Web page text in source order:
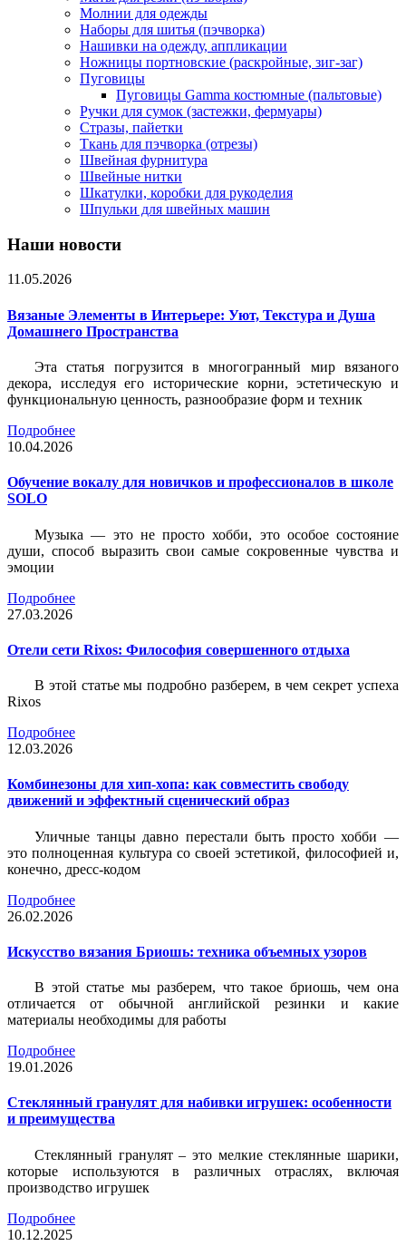
Молнии для одежды
Наборы для шитья (пэчворка)
Нашивки на одежду, аппликации
Ножницы портновские (раскройные, зиг-заг)
Пуговицы
Пуговицы Gamma костюмные (пальтовые)
Ручки для сумок (застежки, фермуары)
Стразы, пайетки
Ткань для пэчворка (отрезы)
Швейная фурнитура
Швейные нитки
Шкатулки, коробки для рукоделия
Шпульки для швейных машин
Наши новости
11.05.2026
Вязаные Элементы в Интерьере: Уют, Текстура и Душа
Домашнего Пространства
Эта статья погрузится в многогранный мир вязаного
декора, исследуя его исторические корни, эстетическую и
функциональную ценность, разнообразие форм и техник
Подробнее
10.04.2026
Обучение вокалу для новичков и профессионалов в школе
SOLO
Музыка — это не просто хобби, это особое состояние
души, способ выразить свои самые сокровенные чувства и
эмоции
Подробнее
27.03.2026
Отели сети Rixos: Философия совершенного отдыха
В этой статье мы подробно разберем, в чем секрет успеха
Rixos
Подробнее
12.03.2026
Комбинезоны для хип-хопа: как совместить свободу
движений и эффектный сценический образ
Уличные танцы давно перестали быть просто хобби —
это полноценная культура со своей эстетикой, философией и,
конечно, дресс-кодом
Подробнее
26.02.2026
Искусство вязания Бриошь: техника объемных узоров
В этой статье мы разберем, что такое бриошь, чем она
отличается от обычной английской резинки и какие
материалы необходимы для работы
Подробнее
19.01.2026
Стеклянный гранулят для набивки игрушек: особенности
и преимущества
Стеклянный гранулят – это мелкие стеклянные шарики,
которые используются в различных отраслях, включая
производство игрушек
Подробнее
10.12.2025